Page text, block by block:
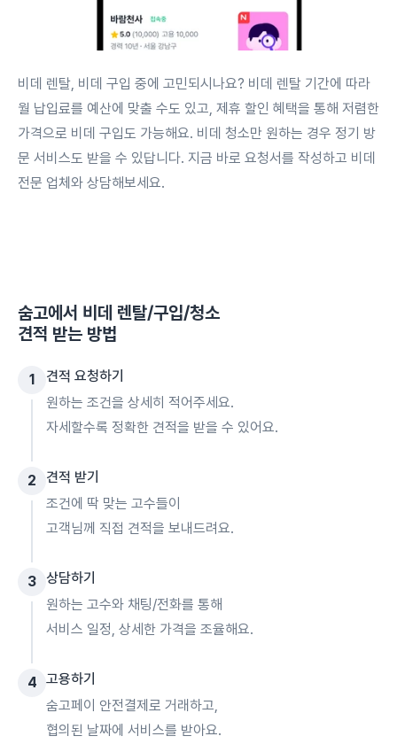
비데 렌탈, 비데 구입 중에 고민되시나요? 비데 렌탈 기간에 따라
월 납입료를 예산에 맞출 수도 있고, 제휴 할인 혜택을 통해 저렴한
가격으로 비데 구입도 가능해요. 비데 청소만 원하는 경우 정기 방
문 서비스도 받을 수 있답니다. 지금 바로 요청서를 작성하고 비데
전문 업체와 상담해보세요.
숨고에서 비데 렌탈/구입/청소
견적 받는 방법
1
견적 요청하기
원하는 조건을 상세히 적어주세요.
자세할수록 정확한 견적을 받을 수 있어요.
2
견적 받기
조건에 딱 맞는 고수들이
고객님께 직접 견적을 보내드려요.
3 상담하기
원하는 고수와 채팅/전화를 통해
서비스 일정, 상세한 가격을 조율해요.
4 고용하기
숨고페이 안전결제로 거래하고,
협의된 날짜에 서비스를 받아요.